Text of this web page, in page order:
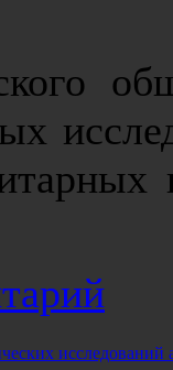
исследований